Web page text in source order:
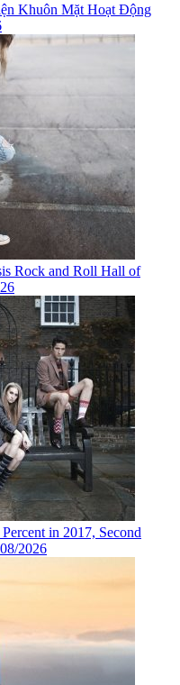
Khuôn Mặt Hoạt Động
Rock and Roll Hall of
in 2017, Second
2026